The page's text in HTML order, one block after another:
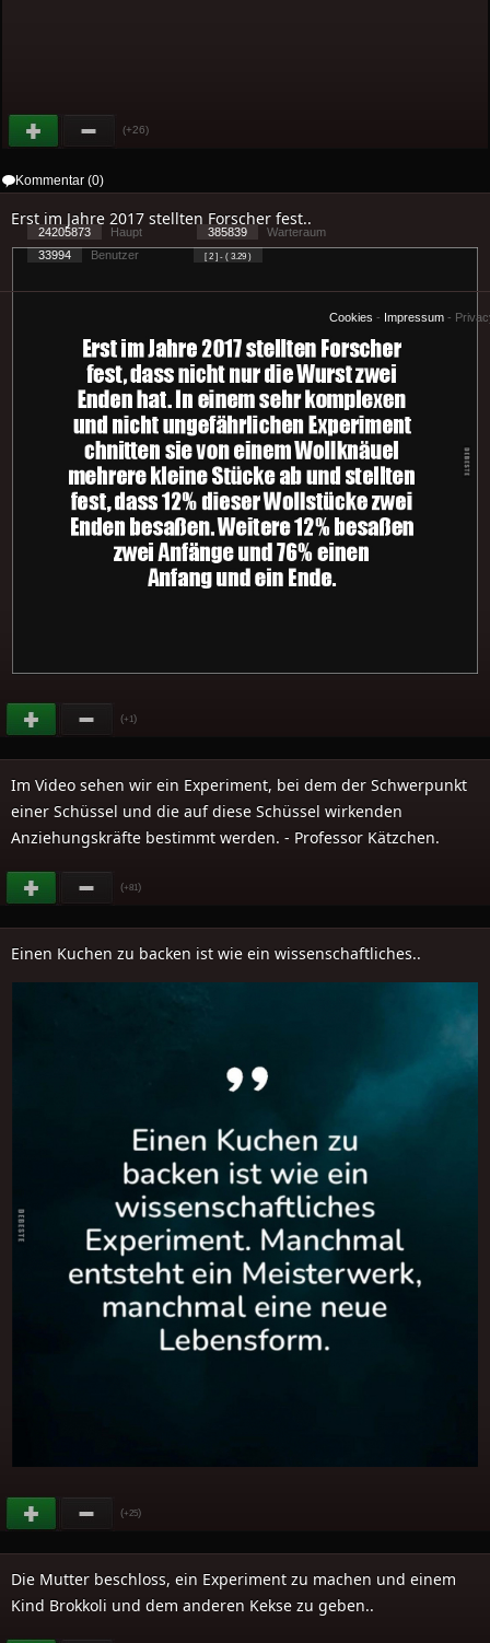
(+26)
Kommentar (0)
Erst im Jahre 2017 stellten Forscher fest..
(+1)
Im Video sehen wir ein Experiment, bei dem der Schwerpunkt
einer Schüssel und die auf diese Schüssel wirkenden
Anziehungskräfte bestimmt werden. - Professor Kätzchen.
(+81)
Einen Kuchen zu backen ist wie ein wissenschaftliches..
(+25)
Die Mutter beschloss, ein Experiment zu machen und einem
Kind Brokkoli und dem anderen Kekse zu geben..
24205873 Haupt 385839
Warteraum
33994
Benutzer [ 2 ] - ( 3.29 )
Cookies - Impressum -